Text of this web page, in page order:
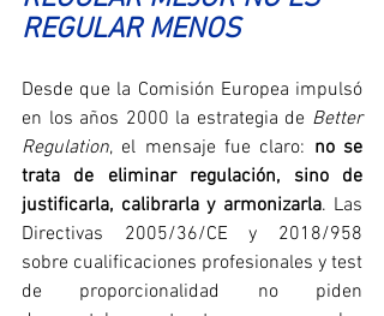
REGULAR MENOS
Desde que la Comisión Europea impulsó
en los años 2000 la estrategia de Better
Regulation, el mensaje fue claro: no se
trata de eliminar regulación, sino de
justificarla, calibrarla y armonizarla. Las
Directivas 2005/36/CE y 2018/958
sobre cualificaciones profesionales y test
de proporcionalidad no piden